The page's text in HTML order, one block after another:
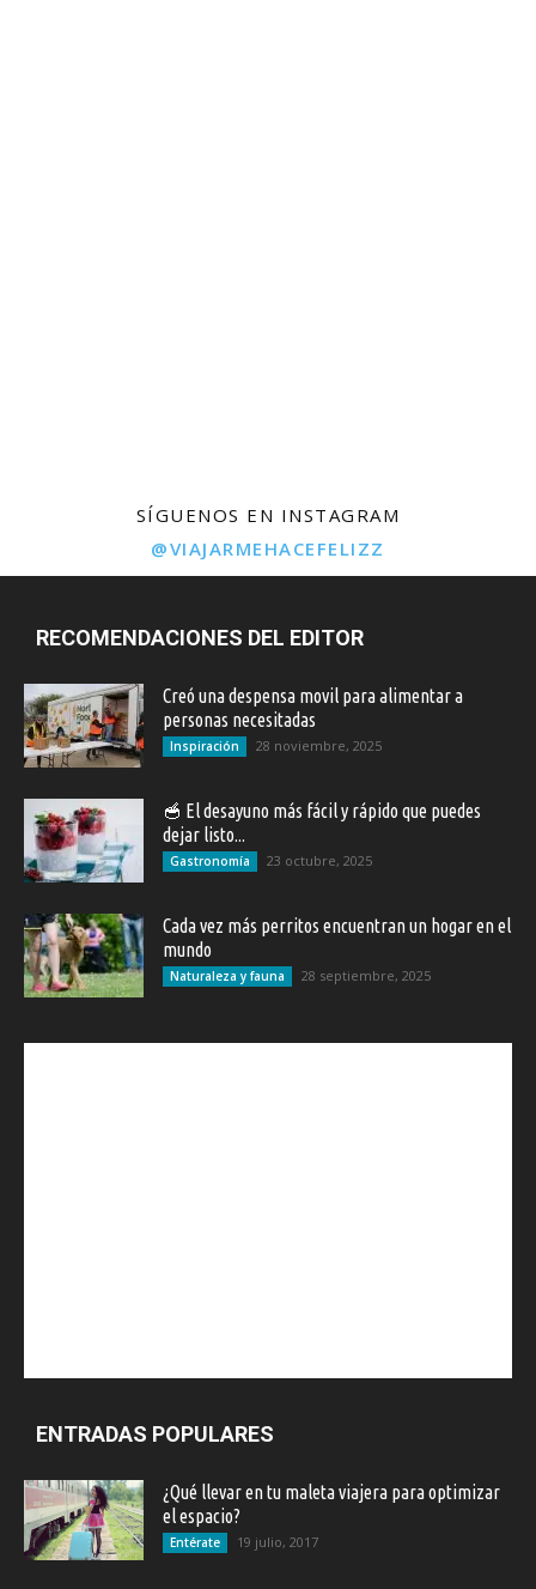
SÍGUENOS EN INSTAGRAM
@VIAJARMEHACEFELIZZ
RECOMENDACIONES DEL EDITOR
Creó una despensa movil para alimentar a
personas necesitadas
Inspiración 28 noviembre, 2025
🥣 El desayuno más fácil y rápido que puedes
dejar listo...
Gastronomía 23 octubre, 2025
Cada vez más perritos encuentran un hogar en el
mundo
Naturaleza y fauna 28 septiembre, 2025
ENTRADAS POPULARES
¿Qué llevar en tu maleta viajera para optimizar
el espacio?
Entérate 19 julio, 2017